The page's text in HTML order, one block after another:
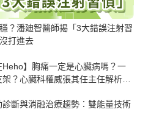
？潘廸智醫師揭「3大錯誤注射習
打進去
Heho】胸痛一定是心臟病嗎？一
？心臟科權威張其任主任解析支
診斷與消融治療趨勢：雙能量技術